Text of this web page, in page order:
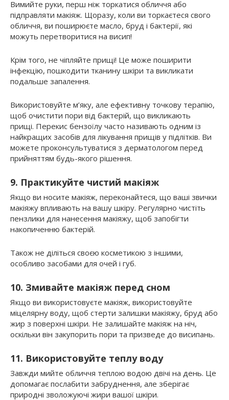
Вимийте руки, перш ніж торкатися обличчя або
підправляти макіяж. Щоразу, коли ви торкаєтеся свого
обличчя, ви поширюєте масло, бруд і бактерії, які
можуть перетворитися на висип!
Крім того, не чіпляйте прищі! Це може поширити
інфекцію, пошкодити тканину шкіри та викликати
подальше запалення.
Використовуйте м’яку, але ефективну точкову терапію,
щоб очистити пори від бактерій, що викликають
прищі. Перекис бензоїлу часто називають одним із
найкращих засобів для лікування прищів у підлітків. Ви
можете проконсультуватися з дерматологом перед
прийняттям будь-якого рішення.
9. Практикуйте чистий макіяж
Якщо ви носите макіяж, переконайтеся, що ваші звички
макіяжу впливають на вашу шкіру. Регулярно чистіть
пензлики для нанесення макіяжу, щоб запобігти
накопиченню бактерій.
Також не діліться своєю косметикою з іншими,
особливо засобами для очей і губ.
10. Змивайте макіяж перед сном
Якщо ви використовуєте макіяж, використовуйте
міцелярну воду, щоб стерти залишки макіяжу, бруд або
жир з поверхні шкіри. Не залишайте макіяж на ніч,
оскільки він закупорить пори та призведе до висипань.
11. Використовуйте теплу воду
Завжди мийте обличчя теплою водою двічі на день. Це
допомагає послабити забруднення, але зберігає
природні зволожуючі жири вашої шкіри.